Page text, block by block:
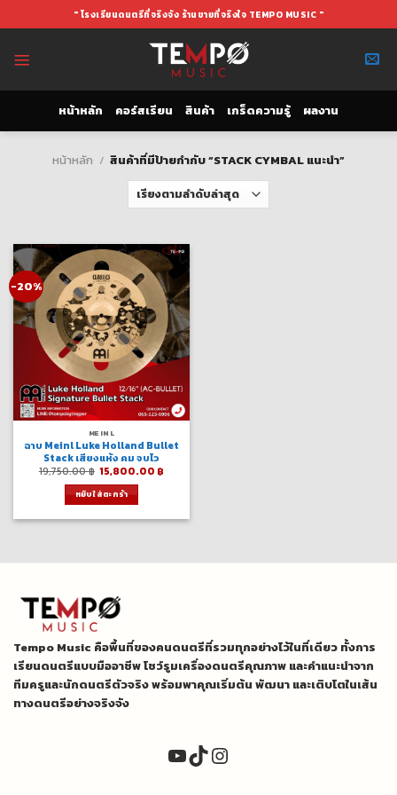
to
" โรงเรียนดนตรีที่จริงจัง ร้านขายที่จริงใจ TEMPO MUSIC "
หน้าหลัก คอร์สเรียน สินค้า เกร็ดความรู้ ผลงาน
หน้าหลัก / สินค้าที่มีป้ายกำกับ “STACK CYMBAL แนะนำ”
-20%
MEINL
ฉาบ Meinl Luke Holland Bullet
Stack เสียงแห้ง คม จบไว
19,750.00฿ Original
price
was:
19,750.00 ฿.
15,800.00 ฿
หยิบใส่ตะกร้า
Tempo Music คือพื้นที่ของคนดนตรีที่รวมทุกอย่างไว้ในที่เดียว ทั้งการ
เรียนดนตรีแบบมืออาชีพ โชว์รูมเครื่องดนตรีคุณภาพ และคำแนะนำจาก
ทีมครูและนักดนตรีตัวจริง พร้อมพาคุณเริ่มต้น พัฒนา และเติบโตในเส้น
ทางดนตรีอย่างจริงจัง
YouTube
TikTok
Instagram